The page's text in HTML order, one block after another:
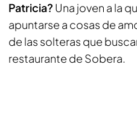
Patricia? Una joven a la
apuntarse a cosas de
de las solteras que
restaurante de Sobera.